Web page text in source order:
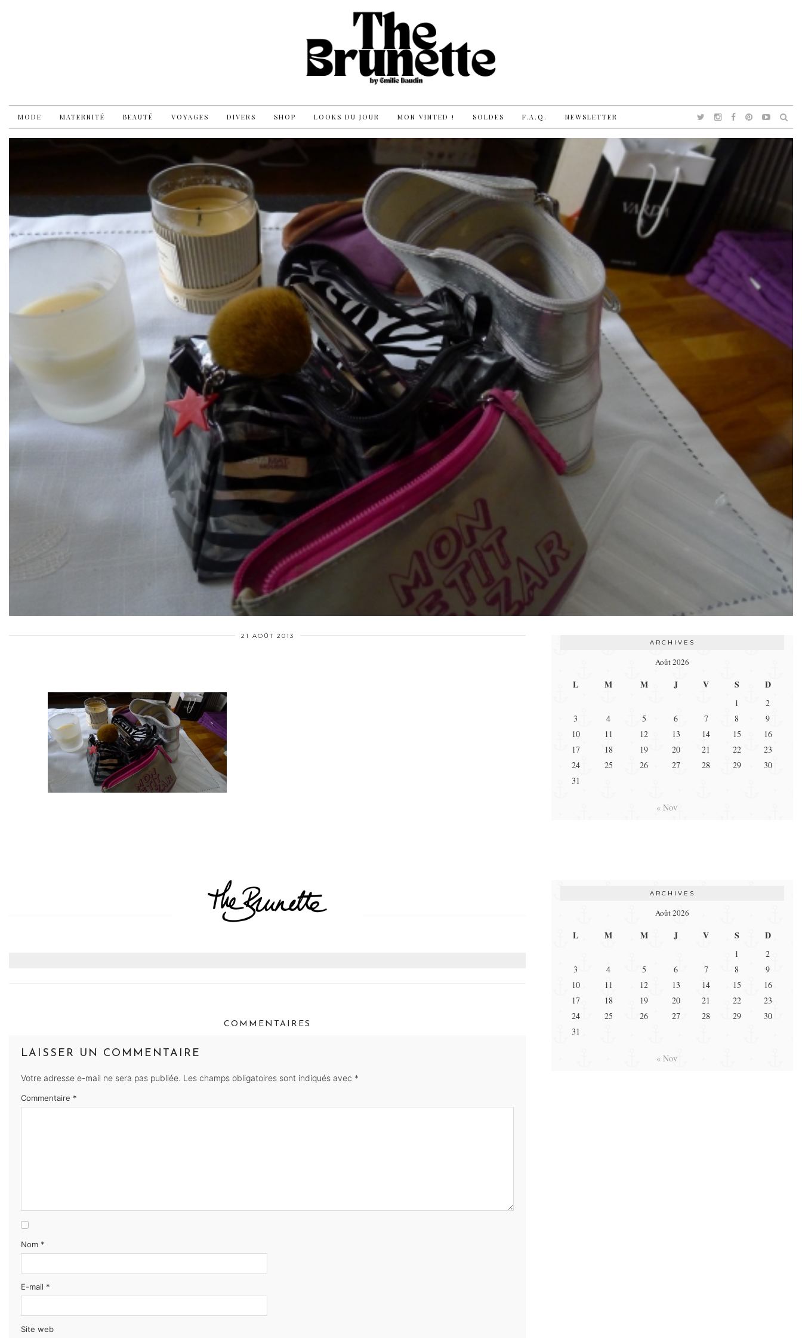
MODE MATERNITÉ BEAUTÉ VOYAGES DIVERS SHOP LOOKS DU JOUR MON VINTED ! SOLDES F.A.Q. NEWSLETTER
21 AOÛT 2013
COMMENTAIRES
LAISSER UN COMMENTAIRE
Votre adresse e-mail ne sera pas publiée. Les champs obligatoires sont indiqués avec *
Commentaire *
Nom *
E-mail *
Site web
ARCHIVES
Août 2026
L M M J V S D
1
2
3
4 5 6 7 8
9
10
11 12 13 14 15
16
17
18 19 20 21 22
23
24
25 26 27 28 29
30
31
« Nov
ARCHIVES
Août 2026
L M M J V S D
1
2
3
4 5 6 7 8
9
10
11 12 13 14 15
16
17
18 19 20 21 22
23
24
25 26 27 28 29
30
31
« Nov